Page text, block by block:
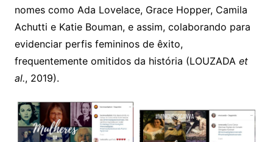
nomes como Ada Lovelace, Grace Hopper, Camila
Achutti e Katie Bouman, e assim, colaborando para
evidenciar perfis femininos de êxito,
frequentemente omitidos da história (LOUZADA et
al., 2019).